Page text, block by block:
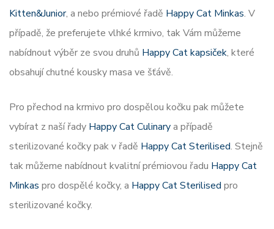
Kitten&Junior, a nebo prémiové řadě Happy Cat Minkas. V
případě, že preferujete vlhké krmivo, tak Vám můžeme
nabídnout výběr ze svou druhů Happy Cat kapsiček, které
obsahují chutné kousky masa ve šťávě.
Pro přechod na krmivo pro dospělou kočku pak můžete
vybírat z naší řady Happy Cat Culinarya případě
sterilizované kočky pak v řadě Happy Cat Sterilised. Stejně
tak můžeme nabídnout kvalitní prémiovou řadu Happy Cat
Minkas pro dospělé kočky, a Happy Cat Sterilised pro
sterilizované kočky.